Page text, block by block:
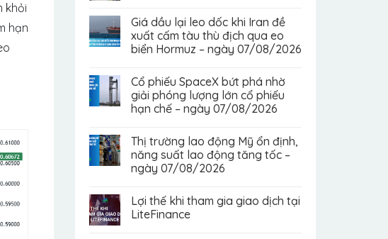
khỏi
hạn
Giá dầu lại leo dốc khi Iran đề
xuất cấm tàu thù địch qua eo
biển Hormuz – ngày 07/08/2026
Cổ phiếu SpaceX bứt phá nhờ
giải phóng lượng lớn cổ phiếu
hạn chế – ngày 07/08/2026
Thị trường lao động Mỹ ổn định,
năng suất lao động tăng tốc –
ngày 07/08/2026
Lợi thế khi tham gia giao dịch tại
LiteFinance